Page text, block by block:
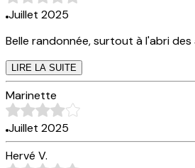
Juillet 2025
Belle randonnée, surtout à l'abri des
LIRE LA SUITE
Marinette
Juillet 2025
Hervé V.